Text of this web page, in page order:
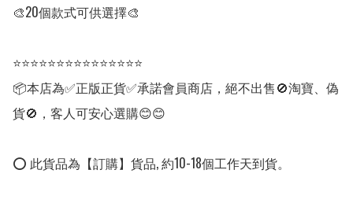
🎨20個款式可供選擇🎨
⭐⭐⭐⭐⭐⭐⭐⭐⭐⭐⭐⭐⭐⭐⭐
📦本店為✅正版正貨✅承諾會員商店，絕不出售🚫淘寶、偽
貨🚫，客人可安心選購😊😊
⭕ 此貨品為【訂購】貨品, 約10-18個工作天到貨。